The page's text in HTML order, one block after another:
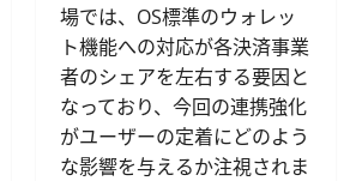
場では、OS標準のウォレッ
ト機能への対応が各決済事業
者のシェアを左右する要因と
なっており、今回の連携強化
がユーザーの定着にどのよう
な影響を与えるか注視されま